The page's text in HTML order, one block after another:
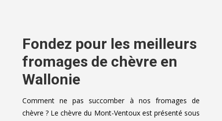
Fondez pour les meilleurs
fromages de chèvre en
Wallonie
Comment ne pas succomber à nos fromages de
chèvre ? Le chèvre du Mont-Ventoux est présenté sous